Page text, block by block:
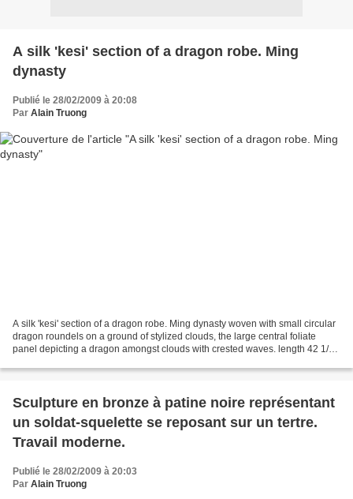
A silk 'kesi' section of a dragon robe. Ming
dynasty
Publié le 28/02/2009 à 20:08
Par Alain Truong
A silk 'kesi' section of a dragon robe. Ming dynasty woven with small circular
dragon roundels on a ground of stylized clouds, the large central foliate
panel depicting a dragon amongst clouds with crested waves. length 42 1/2
Sculpture en bronze à patine noire représentant
un soldat-squelette se reposant sur un tertre.
Travail moderne.
Publié le 28/02/2009 à 20:03
Par Alain Truong